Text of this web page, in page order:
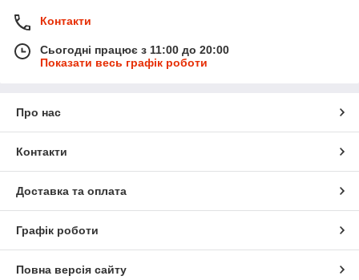
Контакти
Сьогодні працює з 11:00 до 20:00
Показати весь графік роботи
Про нас
Контакти
Доставка та оплата
Графік роботи
Повна версія сайту